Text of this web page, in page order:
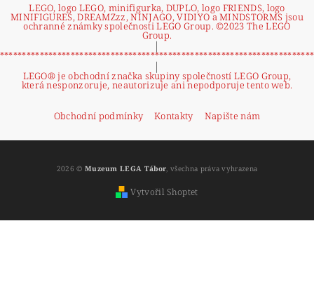
LEGO, logo LEGO, minifigurka, DUPLO, logo FRIENDS, logo
MINIFIGURES, DREAMZzz, NINJAGO, VIDIYO a MINDSTORMS jsou
ochranné známky společnosti LEGO Group. ©2023 The LEGO
Group.
|
|
LEGO® je obchodní značka skupiny společností LEGO Group,
která nesponzoruje, neautorizuje ani nepodporuje tento web.
Obchodní podmínky Kontakty Napište nám
2026 © Muzeum LEGA Tábor , všechna práva vyhrazena
Vytvořil Shoptet